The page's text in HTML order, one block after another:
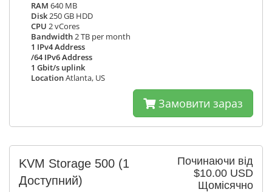
RAM 640 MB
Disk250 GB HDD
CPU 2 vCores
Bandwidth2 TB per month
1 IPv4 Address
/64 IPv6 Address
1 Gbit/s uplink
LocationAtlanta, US
Замовити зараз
Починаючи від
$10.00 USD
Щомісячно
KVM Storage 500 (1
Доступний)